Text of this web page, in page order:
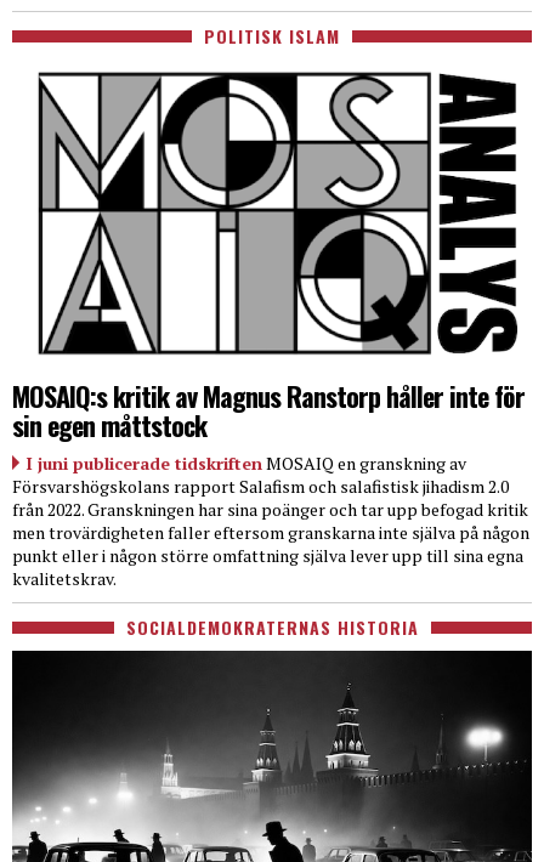
POLITISK ISLAM
MOSAIQ:s kritik av Magnus Ranstorp håller inte för
sin egen måttstock
I juni publicerade tidskriftenMOSAIQ en granskning av
Försvarshögskolans rapport Salafism och salafistisk jihadism 2.0
från 2022. Granskningen har sina poänger och tar upp befogad kritik
men trovärdigheten faller eftersom granskarna inte själva på någon
punkt eller i någon större omfattning själva lever upp till sina egna
kvalitetskrav.
SOCIALDEMOKRATERNAS HISTORIA